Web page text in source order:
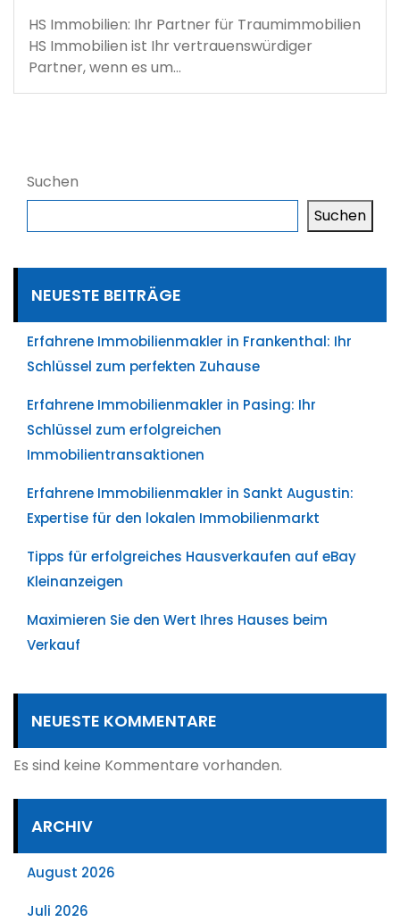
HS Immobilien: Ihr Partner für Traumimmobilien
HS Immobilien ist Ihr vertrauenswürdiger
Partner, wenn es um…
Suchen
Suchen
NEUESTE BEITRÄGE
Erfahrene Immobilienmakler in Frankenthal: Ihr
Schlüssel zum perfekten Zuhause
Erfahrene Immobilienmakler in Pasing: Ihr
Schlüssel zum erfolgreichen
Immobilientransaktionen
Erfahrene Immobilienmakler in Sankt Augustin:
Expertise für den lokalen Immobilienmarkt
Tipps für erfolgreiches Hausverkaufen auf eBay
Kleinanzeigen
Maximieren Sie den Wert Ihres Hauses beim
Verkauf
NEUESTE KOMMENTARE
Es sind keine Kommentare vorhanden.
ARCHIV
August 2026
Juli 2026